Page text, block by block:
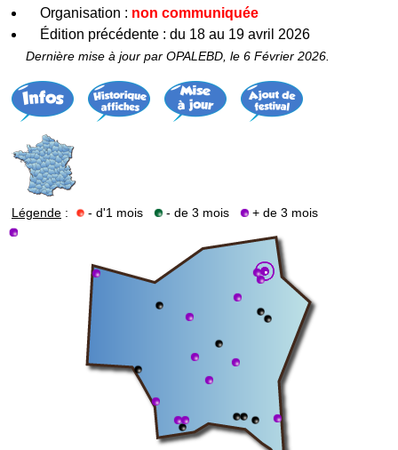
Organisation : non communiquée
Édition précédente : du 18 au 19 avril 2026
Dernière mise à jour par OPALEBD, le 6 Février 2026.
Légende : - d'1 mois - de 3 mois + de 3 mois